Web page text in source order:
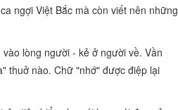
ngợi Việt Bắc mà còn viết nên những
lòng người - kẻ ở người về. Vần
thuở nào. Chữ"nhớ" được điệp lại